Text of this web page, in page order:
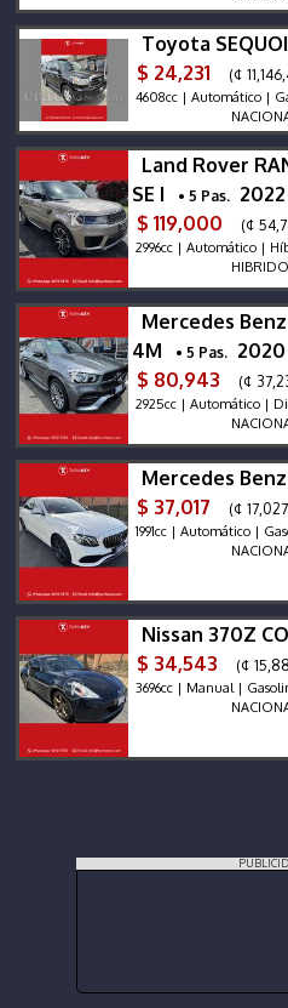
Toyota
$ 24,231
(¢
4608cc | Automático |
NACIONAL-
Land Rover
SE I
• 5 Pas. 2022
$ 119,000
(¢
2996cc | Automático |
HIBRIDO
Mercedes Benz
4M
• 5 Pas. 2020
$ 80,943
(¢
2925cc | Automático |
NACIONAL-
Mercedes Benz
$ 37,017
(¢
1991cc | Automático |
NACIONAL-
Nissan 370Z
$ 34,543
(¢
3696cc | Manual |
NACIONAL-